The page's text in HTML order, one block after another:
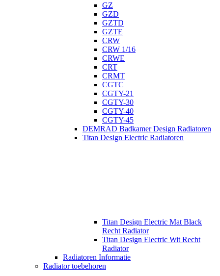
GZ
GZD
GZTD
GZTE
CRW
CRW 1/16
CRWE
CRT
CRMT
CGTC
CGTY-21
CGTY-30
CGTY-40
CGTY-45
DEMRAD Badkamer Design Radiatoren
Titan Design Electric Radiatoren
Titan Design Electric Mat Black
Recht Radiator
Titan Design Electric Wit Recht
Radiator
Radiatoren Informatie
Radiator toebehoren